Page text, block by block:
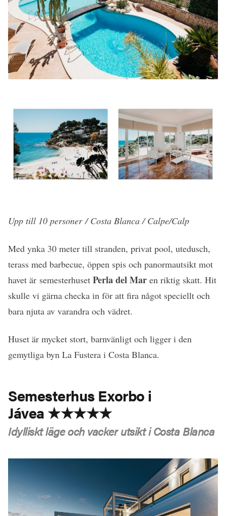
Upp till 10 personer / Costa Blanca / Calpe/Calp
Med ynka 30 meter till stranden, privat pool, utedusch,
terass med barbecue, öppen spis och panormautsikt mot
havet är semesterhuset Perla del Mar en riktig skatt. Hit
skulle vi gärna checka in för att fira något speciellt och
bara njuta av varandra och vädret.
Huset är mycket stort, barnvänligt och ligger i den
gemytliga byn La Fustera i Costa Blanca.
Semesterhus Exorbo i
Jávea ★★★★★
Idylliskt läge och vacker utsikt i Costa Blanca